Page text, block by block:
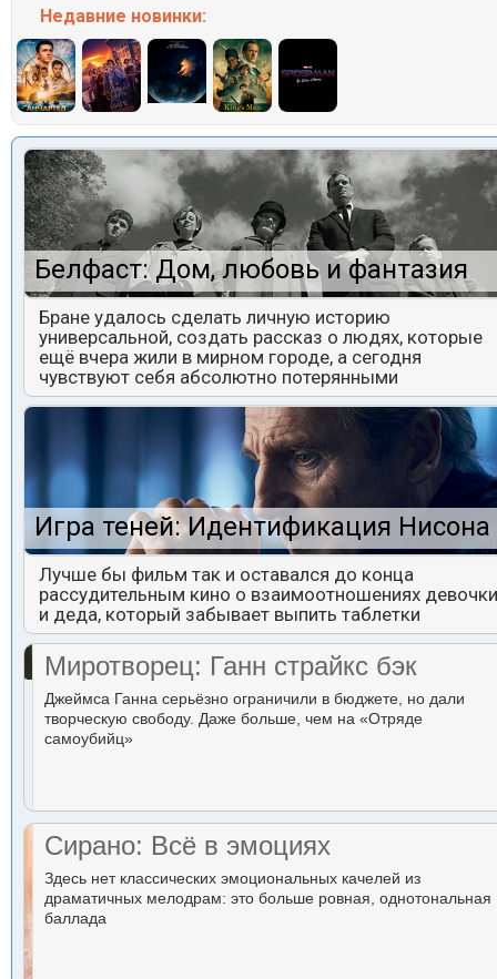
Недавние новинки:
Белфаст: Дом, любовь и фантазия
Бране удалось сделать личную историю
универсальной, создать рассказ о людях, которые
ещё вчера жили в мирном городе, а сегодня
чувствуют себя абсолютно потерянными
Игра теней: Идентификация Нисона
Лучше бы фильм так и оставался до конца
рассудительным кино о взаимоотношениях девочки
и деда, который забывает выпить таблетки
Миротворец: Ганн страйкс бэк
Джеймса Ганна серьёзно ограничили в бюджете, но дали
творческую свободу. Даже больше, чем на «Отряде
самоубийц»
Сирано: Всё в эмоциях
Здесь нет классических эмоциональных качелей из
драматичных мелодрам: это больше ровная, однотональная
баллада